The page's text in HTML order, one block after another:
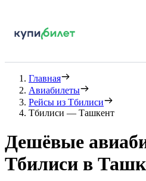
Главная
Авиабилеты
Рейсы из Тбилиси
Тбилиси — Ташкент
Дешёвые
Тбилиси в